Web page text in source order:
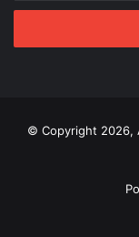
adresu
© Copyright 2026,